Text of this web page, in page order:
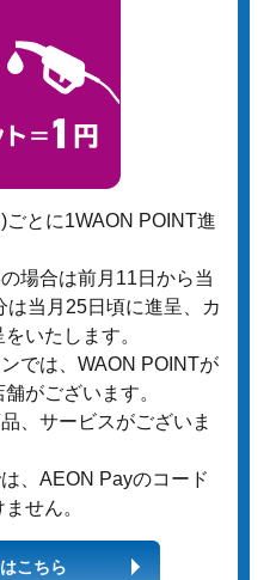
とに1WAON POINT進
場合は前月11日から当
は当月25日頃に進呈、カ
いたします。
では、WAON POINTが
がございます。
、サービスがございま
、AEON Payのコード
せん。
こちら